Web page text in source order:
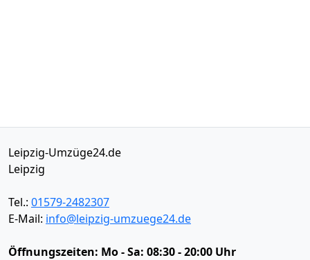
Leipzig-Umzüge24.de
Leipzig
Tel.: 01579-2482307
E-Mail: info@leipzig-umzuege24.de
Öffnungszeiten: Mo - Sa: 08:30 - 20:00 Uhr